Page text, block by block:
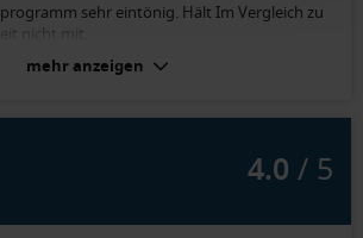
sehr eintönig. Hält Im Vergleich zu
nicht mit.
ist nicht annehmbar.
mehr anzeigen
4.0 / 5